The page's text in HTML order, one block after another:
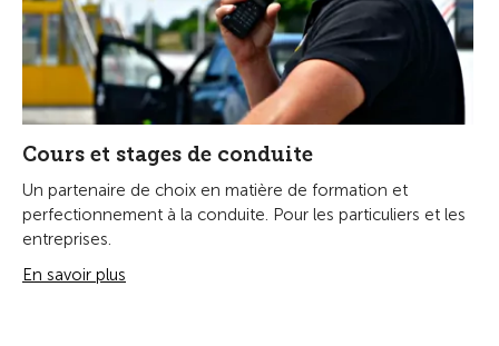
Cours et stages de conduite
Un partenaire de choix en matière de formation et
perfectionnement à la conduite. Pour les particuliers et les
entreprises.
En savoir plus